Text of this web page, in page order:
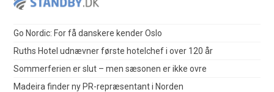
Go Nordic: For få danskere kender Oslo
Ruths Hotel udnævner første hotelchef i over 120 år
Sommerferien er slut – men sæsonen er ikke ovre
Madeira finder ny PR-repræsentant i Norden